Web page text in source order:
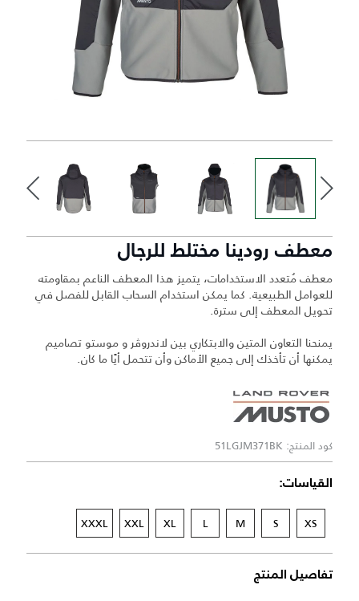
معطف رودينا مختلط للرجال
معطف مُتعدد الاستخدامات، يتميز هذا المعطف الناعم بمقاومته
للعوامل الطبيعية. كما يمكن استخدام السحاب القابل للفصل في
تحويل المعطف إلى سترة.
يمنحنا التعاون المتين والابتكاري بين لاندروڤر و موستو تصاميم
يمكنها أن تأخذك إلى جميع الأماكن وأن تتحمل أيًا ما كان.
كود المنتج: 51LGJM371BK
القياسات:
XS
S
M
L
XL
XXL
XXXL
تفاصيل المنتج